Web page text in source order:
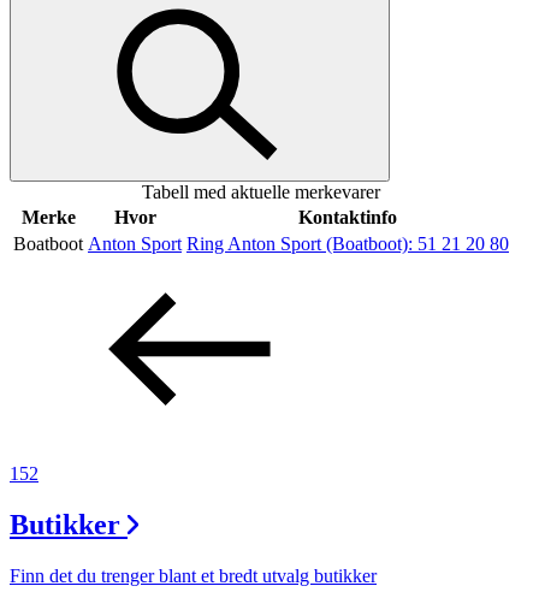
Mat og drikke
Taket på Kvadrat
Aktiviteter
Inspirasjon
Tabell med aktuelle merkevarer
Merke
Hvor
Kontaktinfo
Boatboot Anton Sport Ring Anton Sport (Boatboot): 51 21 20 80
152
Butikker
Finn det du trenger blant et bredt utvalg butikker